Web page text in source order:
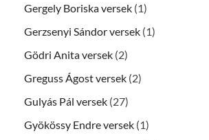
Gergely Boriska versek (1)
Gerzsenyi Sándor versek (1)
Gödri Anita versek (2)
Greguss Ágost versek (2)
Gulyás Pál versek (27)
Gyökössy Endre versek (1)